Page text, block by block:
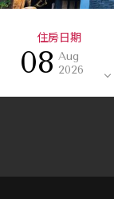
住房日期
08 Aug
2026